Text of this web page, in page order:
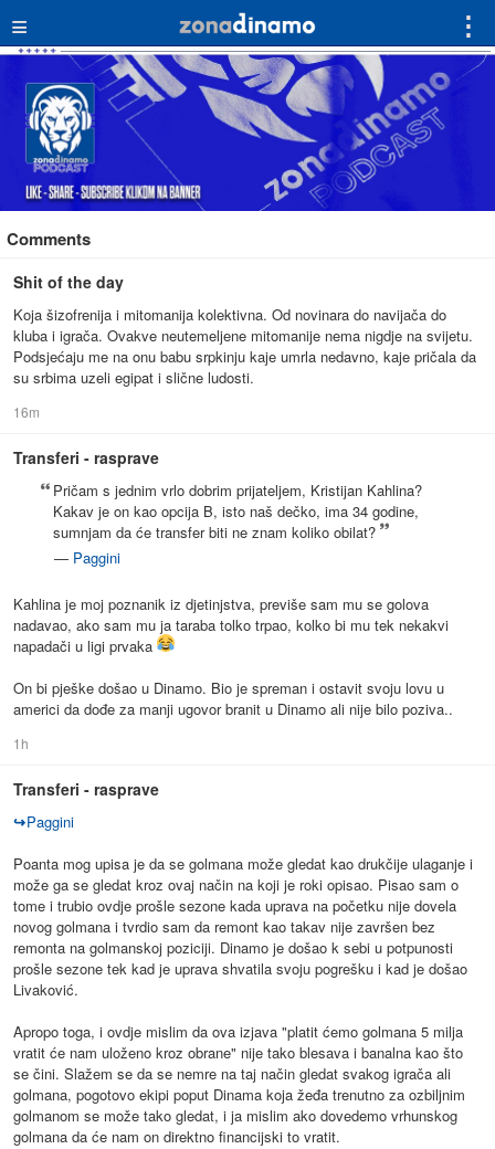
≡ ⋮
Comments
Shit of the day
Koja šizofrenija i mitomanija kolektivna. Od novinara do navijača do
kluba i igrača. Ovakve neutemeljene mitomanije nema nigdje na svijetu.
Podsjećaju me na onu babu srpkinju kaje umrla nedavno, kaje pričala da
su srbima uzeli egipat i slične ludosti.
16m
Transferi - rasprave
Pričam s jednim vrlo dobrim prijateljem, Kristijan Kahlina?
Kakav je on kao opcija B, isto naš dečko, ima 34 godine,
sumnjam da će transfer biti ne znam koliko obilat?
— Paggini
Kahlina je moj poznanik iz djetinjstva, previše sam mu se golova
nadavao, ako sam mu ja taraba tolko trpao, kolko bi mu tek nekakvi
napadači u ligi prvaka
On bi pješke došao u Dinamo. Bio je spreman i ostavit svoju lovu u
americi da dođe za manji ugovor branit u Dinamo ali nije bilo poziva..
1h
Transferi - rasprave
↪Paggini
Poanta mog upisa je da se golmana može gledat kao drukčije ulaganje i
može ga se gledat kroz ovaj način na koji je roki opisao. Pisao sam o
tome i trubio ovdje prošle sezone kada uprava na početku nije dovela
novog golmana i tvrdio sam da remont kao takav nije završen bez
remonta na golmanskoj poziciji. Dinamo je došao k sebi u potpunosti
prošle sezone tek kad je uprava shvatila svoju pogrešku i kad je došao
Livaković.
Apropo toga, i ovdje mislim da ova izjava "platit ćemo golmana 5 milja
vratit će nam uloženo kroz obrane" nije tako blesava i banalna kao što
se čini. Slažem se da se nemre na taj način gledat svakog igrača ali
golmana, pogotovo ekipi poput Dinama koja žeđa trenutno za ozbiljnim
golmanom se može tako gledat, i ja mislim ako dovedemo vrhunskog
golmana da će nam on direktno financijski to vratit.